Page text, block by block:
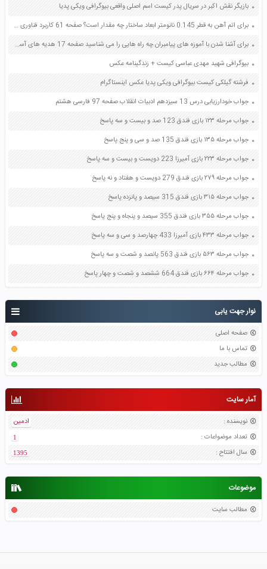
نوار جهت یابی
صفحه اصلی
تماس با ما
مطالب جدید
آمار سایت
نویسنده :
ادمین
تعداد موضواعات :
1
سال افتتاح :
1395
موضوعات
مطالب سایت
بازیگر نقش اکبر در سریال پدر کیست اسم اصلی واقعی بیوگرافی ویکی پدیا
برای اتم آهن به قطر 0.145 نانومتر ابعاد ساختار چه مقدار است؟ صفحه 61 کاربرد فناوری های نوین یازدهم
برای آشنا شدن با آموزه های پیامبران چه راه هایی را می شناسید صفحه 17 هدیه های آسمان ششم
بیوگرافی شهید مهدی عباسی کیست + زندگینامه عکس
فرشته گیلکی کیست بیوگرافی ویکی پدیا عکس اینستاگرام
جواب خودارزیابی درس 13 سیزدهم ادبیات انقلاب صفحه 97 فارسی هشتم
جواب مرحله ۱۲۳ بازی فندق 123 صد و بیست و سه پاسخ
جواب مرحله ۱۳۵ بازی فندق 135 صد و سی و پنج پاسخ
جواب مرحله ۲۲۳ بازی آمیرزا 223 دویست و بیست و سه پاسخ
جواب مرحله ۲۷۹ بازی فندق 279 دویست و هفتاد و نه پاسخ
جواب مرحله ۳۱۵ بازی فندق 315 سیصد و پانزده پاسخ
جواب مرحله ۳۵۵ بازی فندق 355 سیصد و پنجاه و پنج پاسخ
جواب مرحله ۴۳۳ بازی آمیرزا 433 چهارصد و سی و سه پاسخ
جواب مرحله ۵۶۳ بازی فندق 563 پانصد و شصت و سه پاسخ
جواب مرحله ۶۶۴ بازی فندق 664 ششصد و شصت و چهار پاسخ